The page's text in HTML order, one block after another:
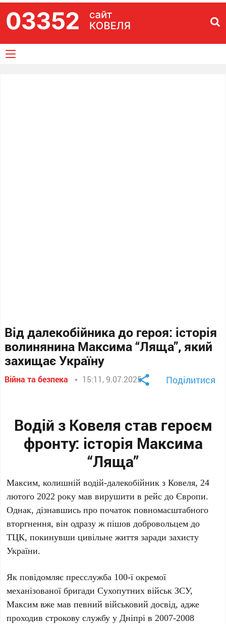
Від далекобійника до героя: історія
волинянина Максима “Ляща”, який
захищає Україну
Війна та безпека 15:11, 9.07.2025 Поділитися
Водій з Ковеля став героєм
фронту: історія Максима
“Ляща”
Максим, колишній водій-далекобійник з Ковеля, 24
лютого 2022 року мав вирушити в рейс до Європи.
Однак, дізнавшись про початок повномасштабного
вторгнення, він одразу ж пішов добровольцем до
ТЦК, покинувши цивільне життя заради захисту
України.
Як повідомляє пресслужба 100-ї окремої
механізованої бригади Сухопутних військ ЗСУ,
Максим вже мав певний військовий досвід, адже
проходив строкову службу у Дніпрі в 2007-2008